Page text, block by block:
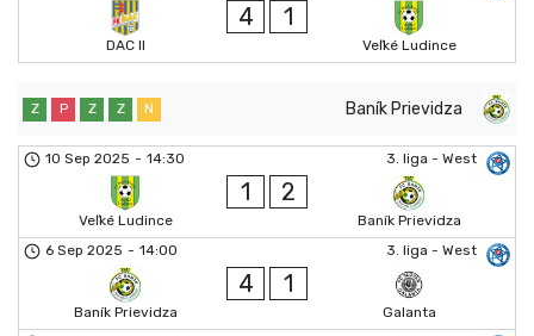
DAC II
4 1
Veľké Ludince
Baník Prievidza
Z P Z Z N
3. liga - West
10 Sep 2025 - 14:30
Veľké Ludince
1 2
Baník Prievidza
3. liga - West
6 Sep 2025 - 14:00
Baník Prievidza
4 1
Galanta